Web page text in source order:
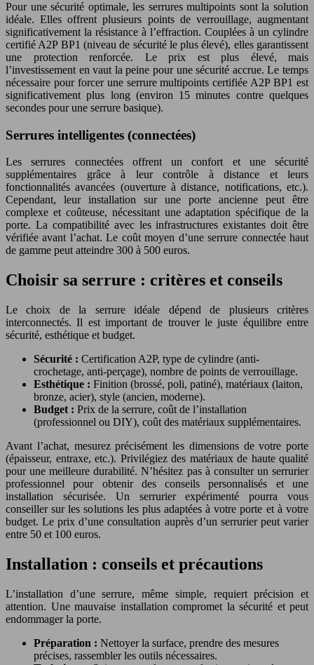
Pour une sécurité optimale, les serrures multipoints sont la solution
idéale. Elles offrent plusieurs points de verrouillage, augmentant
significativement la résistance à l’effraction. Couplées à un cylindre
certifié A2P BP1 (niveau de sécurité le plus élevé), elles garantissent
une protection renforcée. Le prix est plus élevé, mais
l’investissement en vaut la peine pour une sécurité accrue. Le temps
nécessaire pour forcer une serrure multipoints certifiée A2P BP1 est
significativement plus long (environ 15 minutes contre quelques
secondes pour une serrure basique).
Serrures intelligentes (connectées)
Les serrures connectées offrent un confort et une sécurité
supplémentaires grâce à leur contrôle à distance et leurs
fonctionnalités avancées (ouverture à distance, notifications, etc.).
Cependant, leur installation sur une porte ancienne peut être
complexe et coûteuse, nécessitant une adaptation spécifique de la
porte. La compatibilité avec les infrastructures existantes doit être
vérifiée avant l’achat. Le coût moyen d’une serrure connectée haut
de gamme peut atteindre 300 à 500 euros.
Choisir sa serrure : critères et conseils
Le choix de la serrure idéale dépend de plusieurs critères
interconnectés. Il est important de trouver le juste équilibre entre
sécurité, esthétique et budget.
Sécurité : Certification A2P, type de cylindre (anti-
crochetage, anti-perçage), nombre de points de verrouillage.
Esthétique : Finition (brossé, poli, patiné), matériaux (laiton,
bronze, acier), style (ancien, moderne).
Budget : Prix de la serrure, coût de l’installation
(professionnel ou DIY), coût des matériaux supplémentaires.
Avant l’achat, mesurez précisément les dimensions de votre porte
(épaisseur, entraxe, etc.). Privilégiez des matériaux de haute qualité
pour une meilleure durabilité. N’hésitez pas à consulter un serrurier
professionnel pour obtenir des conseils personnalisés et une
installation sécurisée. Un serrurier expérimenté pourra vous
conseiller sur les solutions les plus adaptées à votre porte et à votre
budget. Le prix d’une consultation auprès d’un serrurier peut varier
entre 50 et 100 euros.
Installation : conseils et précautions
L’installation d’une serrure, même simple, requiert précision et
attention. Une mauvaise installation compromet la sécurité et peut
endommager la porte.
Préparation : Nettoyer la surface, prendre des mesures
précises, rassembler les outils nécessaires.